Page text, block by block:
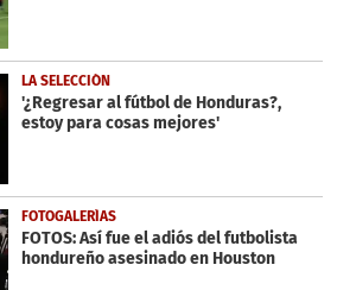
LA SELECCIÓN
'¿Regresar al fútbol de Honduras?,
estoy para cosas mejores'
FOTOGALERÍAS
FOTOS: Así fue el adiós del futbolista
hondureño asesinado en Houston